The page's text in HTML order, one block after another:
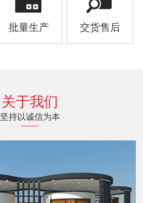
批量生产 交货售后
关于我们
坚持以诚信为本